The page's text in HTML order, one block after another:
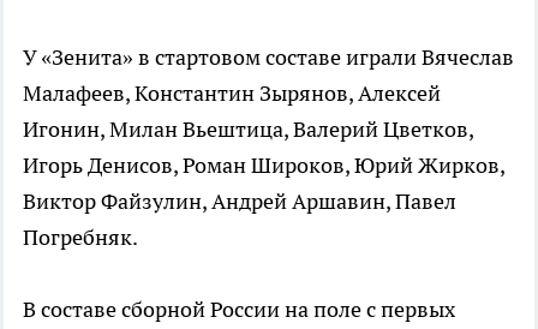
У «Зенита» в стартовом составе играли Вячеслав
Малафеев, Константин Зырянов, Алексей
Игонин, Милан Вьештица, Валерий Цветков,
Игорь Денисов, Роман Широков, Юрий Жирков,
Виктор Файзулин, Андрей Аршавин, Павел
Погребняк.
В составе сборной России на поле с первых